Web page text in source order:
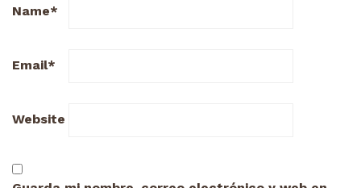
Name*
Email*
Website